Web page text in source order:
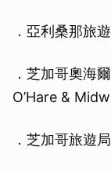
．亞利桑那旅
．芝加哥奧海
O’Hare &
．芝加哥旅遊